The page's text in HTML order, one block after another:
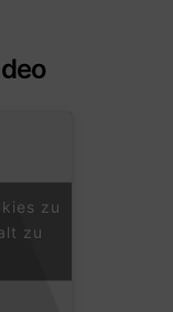
zu
zu